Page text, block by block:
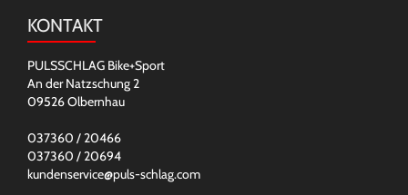
KONTAKT
PULSSCHLAG Bike+Sport
An der Natzschung 2
09526 Olbernhau
037360 / 20466
037360 / 20694
kundenservice@puls-schlag.com